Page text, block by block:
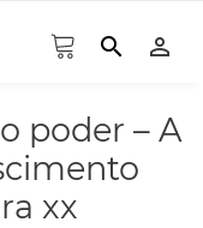
search person_outline
poder – A
xx